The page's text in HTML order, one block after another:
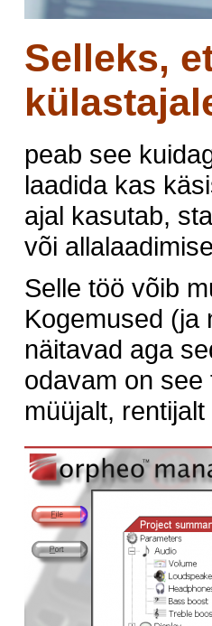
Selleks,
peab see
laadida kas
ajal kasutab,
või
Selle töö võib
Kogemused (ja
näitavad aga
odavam on
müüjalt,